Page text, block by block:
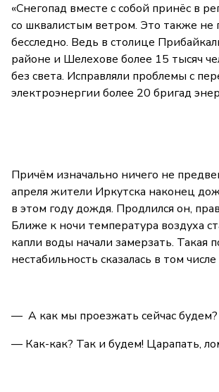
«Снегопад вместе с собой принёс в
со шквалистым ветром. Это также не
бесследно. Ведь в столице
районе и Шелехове более 15 тысяч
без света. Исправляли проблемы с
электроэнергии более 20 бригад
Причём изначально ничего не
апреля жители Иркутска наконец
в этом году дождя. Продлился он,
Ближе к ночи температура воздуха
капли воды начали замерзать. Такая
нестабильность сказалась в том
— А как мы проезжать сейчас будем?
— Как-как? Так и будем! Царапать,